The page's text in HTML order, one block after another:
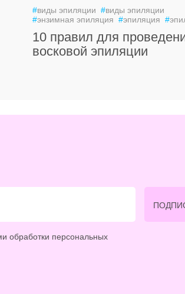
#виды эпиляции #виды эпиляции
#энзимная эпиляция #эпиляция #
10 правил для
восковой эпиляции
обработки персональных